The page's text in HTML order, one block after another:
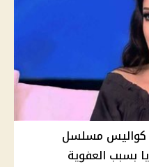
كواليس مسلسل
بسبب العفوية